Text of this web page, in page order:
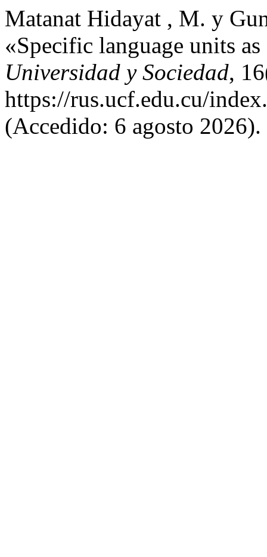
Matanat Hidayat , M. y
«Specific language units
Universidad y Sociedad,
https://rus.ucf.edu.cu/
(Accedido: 6 agosto 2026).